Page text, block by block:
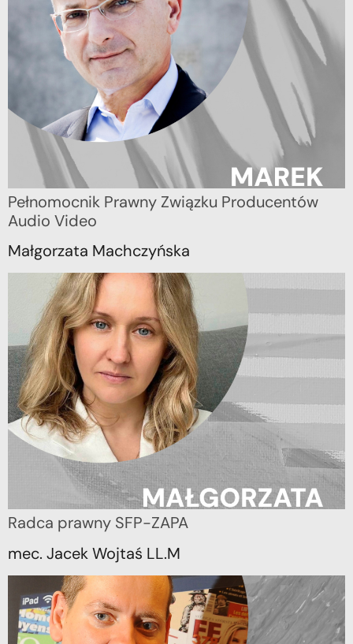
Pełnomocnik Prawny Związku Producentów
Audio Video
Małgorzata Machczyńska
Radca prawny SFP-ZAPA
mec. Jacek Wojtaś LL.M